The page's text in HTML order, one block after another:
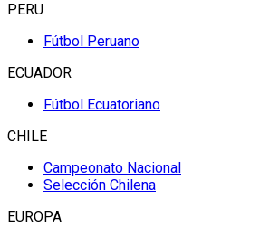
PERU
Fútbol Peruano
ECUADOR
Fútbol Ecuatoriano
CHILE
Campeonato Nacional
Selección Chilena
EUROPA